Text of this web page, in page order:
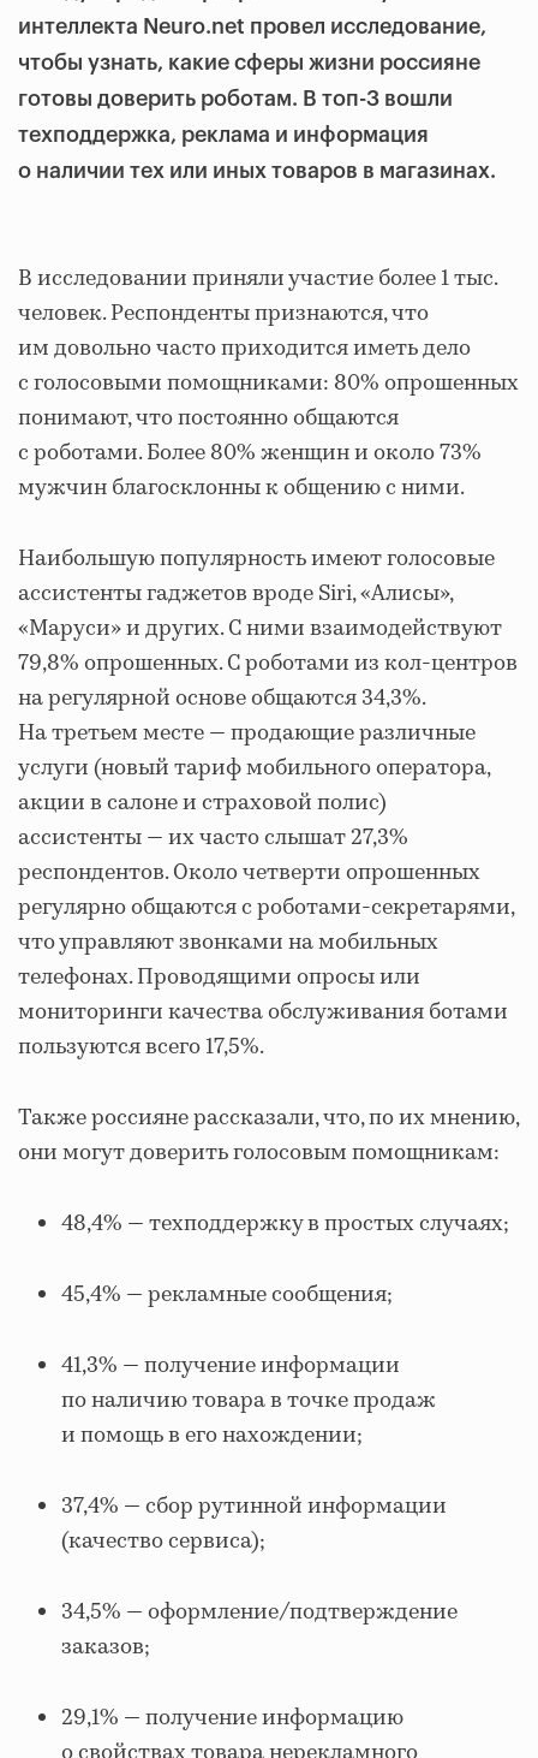
интеллекта Neuro.net провел исследование,
чтобы узнать, какие сферы жизни россияне
готовы доверить роботам. В топ-3 вошли
техподдержка, реклама и информация
о наличии тех или иных товаров в магазинах.
В исследовании приняли участие более 1 тыс.
человек. Респонденты признаются, что
им довольно часто приходится иметь дело
с голосовыми помощниками: 80% опрошенных
понимают, что постоянно общаются
с роботами. Более 80% женщин и около 73%
мужчин благосклонны к общению с ними.
Наибольшую популярность имеют голосовые
ассистенты гаджетов вроде Siri, «Алисы»,
«Маруси» и других. С ними взаимодействуют
79,8% опрошенных. С роботами из кол-центров
на регулярной основе общаются 34,3%.
На третьем месте — продающие различные
услуги (новый тариф мобильного оператора,
акции в салоне и страховой полис)
ассистенты — их часто слышат 27,3%
респондентов. Около четверти опрошенных
регулярно общаются с роботами-секретарями,
что управляют звонками на мобильных
телефонах. Проводящими опросы или
мониторинги качества обслуживания ботами
пользуются всего 17,5%.
Также россияне рассказали, что, по их мнению,
они могут доверить голосовым помощникам:
48,4% — техподдержку в простых случаях;
45,4% — рекламные сообщения;
41,3% — получение информации
по наличию товара в точке продаж
и помощь в его нахождении;
37,4% — сбор рутинной информации
(качество сервиса);
34,5% — оформление/подтверждение
заказов;
29,1% — получение информацию